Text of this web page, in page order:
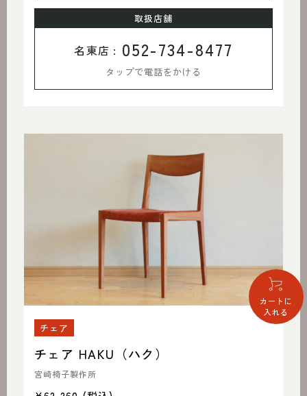
カートに
入れる
取扱店舗
名東店 : 052-734-8477
タップで電話をかける
チェア
チェア HAKU（ハク）
宮崎椅子製作所